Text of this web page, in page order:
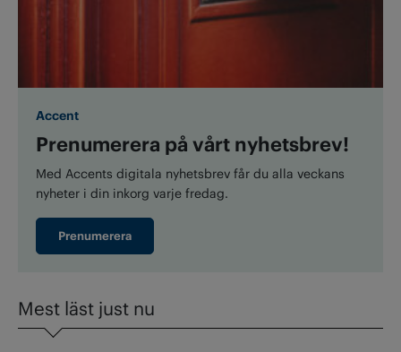
Accent
Prenumerera på vårt nyhetsbrev!
Med Accents digitala nyhetsbrev får du alla veckans
nyheter i din inkorg varje fredag.
Prenumerera
Mest läst just nu